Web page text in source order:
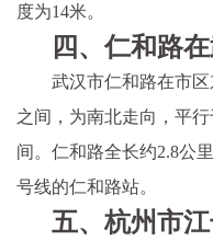
度为14米。
四、仁和路
武汉市仁和路在市
之间，为南北走向，平
间。仁和路全长约2.8公
号线的仁和路站。
五、杭州市